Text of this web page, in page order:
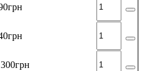
грн
грн
грн